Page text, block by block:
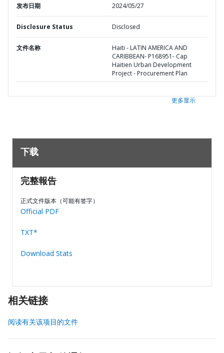
发布日期 2024/05/27
Disclosure Status Disclosed
文件名称
Haiti - LATIN AMERICA AND
CARIBBEAN- P168951- Cap
Haitien Urban Development
Project - Procurement Plan
更多显示
下载
完整報告
正式文件版本（可能有签字）
Official PDF
TXT*
Download Stats
相关链接
阅读有关该项目的文件